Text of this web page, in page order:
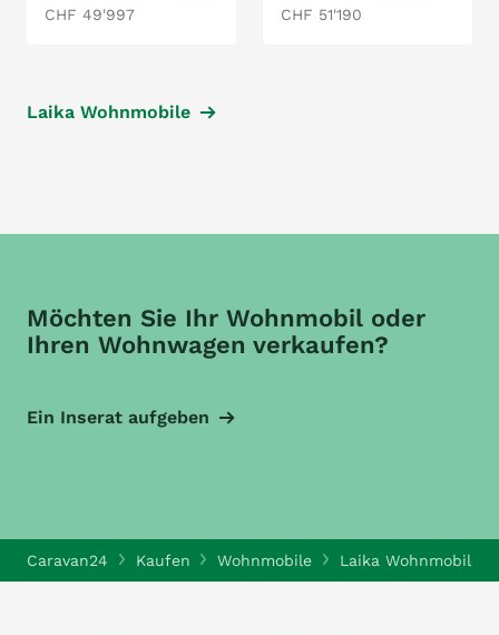
CHF 49'997 CHF 51'190
Laika Wohnmobile
Möchten Sie Ihr Wohnmobil oder
Ihren Wohnwagen verkaufen?
Ein Inserat aufgeben
Caravan24 Kaufen Wohnmobile Laika Wohnmobile